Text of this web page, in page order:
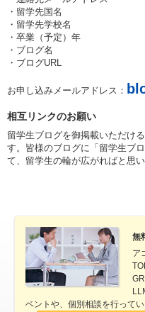
・留学先国名
・留学先学校名
・卒業（予定）年
・ブログ名
・ブログURL
お申し込みメールアドレス：
相互リンクのお願い
留学生ブログを御掲載いただけ
す。皆様のブログに「留学生ブ
て、留学生の輪が広がればと思い
無
ア
ベントや、個別相談を行ってい